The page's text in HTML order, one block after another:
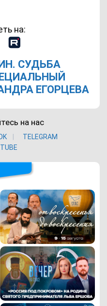
на:
СУДЬБА
ЕГОРЦЕВА
на нас
TELEGRAM